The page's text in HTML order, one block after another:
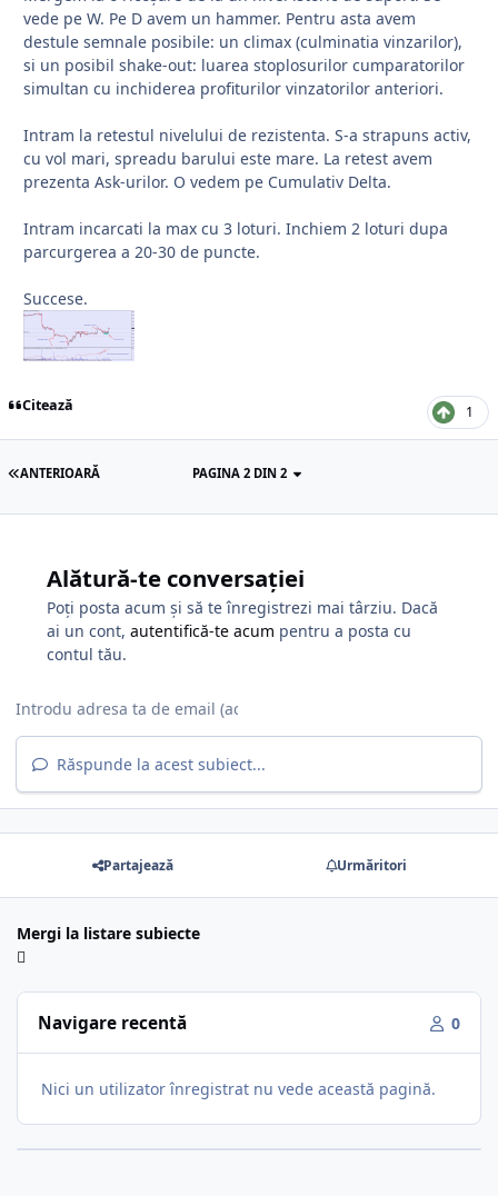
vede pe W. Pe D avem un hammer. Pentru asta avem
destule semnale posibile: un climax (culminatia vinzarilor),
si un posibil shake-out: luarea stoplosurilor cumparatorilor
simultan cu inchiderea profiturilor vinzatorilor anteriori.
Intram la retestul nivelului de rezistenta. S-a strapuns activ,
cu vol mari, spreadu barului este mare. La retest avem
prezenta Ask-urilor. O vedem pe Cumulativ Delta.
Intram incarcati la max cu 3 loturi. Inchiem 2 loturi dupa
parcurgerea a 20-30 de puncte.
Succese.
Citează 1
ANTERIOARĂ PAGINA 2 DIN 2
Alătură-te conversației
Poți posta acum și să te înregistrezi mai târziu. Dacă
ai un cont, autentifică-te acum pentru a posta cu
contul tău.
Răspunde la acest subiect...
Partajează Urmăritori
Mergi la listare subiecte
Navigare recentă 0
Nici un utilizator înregistrat nu vede această pagină.